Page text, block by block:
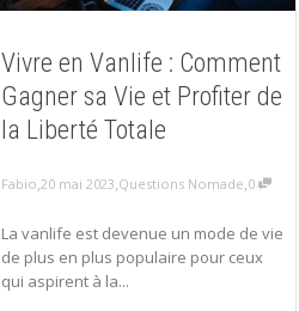
Vivre en Vanlife : Comment
Gagner sa Vie et Profiter de
la Liberté Totale
Fabio,20 mai 2023,Questions Nomade,0
La vanlife est devenue un mode de vie
de plus en plus populaire pour ceux
qui aspirent à la...